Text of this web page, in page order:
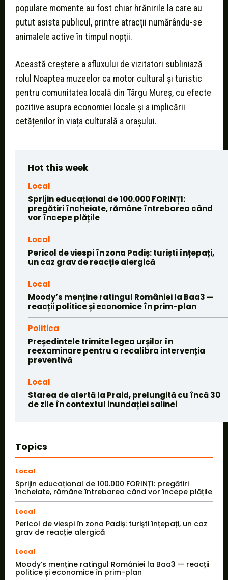
populare momente au fost chiar hrănirile la care au
putut asista publicul, printre atracții numărându-se
animalele active în timpul nopții.
Această creștere a afluxului de vizitatori subliniază
rolul Noaptea muzeelor ca motor cultural și turistic
pentru comunitatea locală din Târgu Mureș, cu efecte
pozitive asupra economiei locale și a implicării
cetățenilor în viața culturală a orașului.
Hot this week
Local
Sprijin educațional de 100.000 FORINȚI:
pregătiri încheiate, rămâne întrebarea când
vor începe plățile
Local
Pericol de viespi în zona Padiș: turiști înțepați,
un caz grav de reacție alergică
Local
Moody’s menține ratingul României la Baa3 —
reacții politice și economice în prim-plan
Politica
Președintele trimite legea urșilor în
reexaminare pentru a recalibra intervenția
preventivă
Local
Starea de alertă la Praid, prelungită cu încă 30
de zile în contextul inundației salinei
Topics
Local
Sprijin educațional de 100.000 FORINȚI: pregătiri
încheiate, rămâne întrebarea când vor începe plățile
Local
Pericol de viespi în zona Padiș: turiști înțepați, un caz
grav de reacție alergică
Local
Moody’s menține ratingul României la Baa3 — reacții
politice și economice în prim-plan